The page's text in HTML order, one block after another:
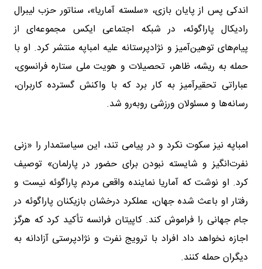
اندکی پس از پایان بازی، «سلسته آماریا»، سناتور حزب لیبرال
رادیکال پاراگوئه، در شبکه اجتماعی ایکس مجموعه‌ای از
پیام‌های توهین‌آمیز و نژادپرستانه علیه امباپه منتشر کرد. او با
حمله به ریشه، ظاهر، تحصیلات و هویت ملی ستاره فرانسوی،
عباراتی تحقیرآمیز به کار برد که با واکنش گسترده کاربران،
رسانه‌ها و مسئولان ورزشی روبه‌رو شد.
امباپه نیز سکوت نکرد و در پیامی تند، این سیاستمدار را «زنی
نفرت‌انگیز و شایسته نبودن برای حضور در پارلمان» توصیف
کرد. او نوشت که آماریا نماینده واقعی مردم پاراگوئه نیست و
رفتار او باعث شده جهان، عملکرد درخشان بازیکنان پاراگوئه در
جام جهانی را فراموش کند. کاپیتان فرانسه تأکید کرد که هرگز
اجازه نخواهد داد افراد با ترویج نفرت و نژادپرستی آزادانه به
دیگران حمله کنند.